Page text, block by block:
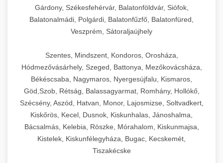
Gárdony, Székesfehérvár, Balatonföldvár, Siófok,
Balatonalmádi, Polgárdi, Balatonfűzfő, Balatonfüred,
Veszprém, Sátoraljaújhely
Szentes, Mindszent, Kondoros, Orosháza,
Hódmezővásárhely, Szeged, Battonya, Mezőkovácsháza,
Békéscsaba, Nagymaros, Nyergesújfalu, Kismaros,
Göd,Szob, Rétság, Balassagyarmat, Romhány, Hollókő,
Szécsény, Aszód, Hatvan, Monor, Lajosmizse, Soltvadkert,
Kiskőrös, Kecel, Dusnok, Kiskunhalas, Jánoshalma,
Bácsalmás, Kelebia, Röszke, Mórahalom, Kiskunmajsa,
Kistelek, Kiskunfélegyháza, Bugac, Kecskemét,
Tiszakécske